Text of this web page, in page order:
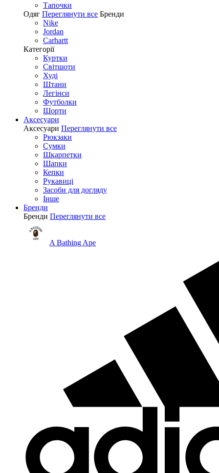
Tапочки
Одяг Переглянути все Бренди
Nike
Jordan
Carhartt
Категорії
Куртки
Світшоти
Худі
Штани
Легінси
Футболки
Шорти
Аксесуари
Аксесуари Переглянути все
Рюкзаки
Сумки
Шкарпетки
Шапки
Кепки
Рукавиці
Засоби для догляду
Інше
Бренди
Бренди Переглянути все
A Bathing Ape